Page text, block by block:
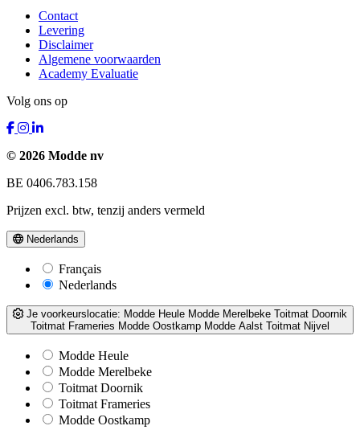
Contact
Levering
Disclaimer
Algemene voorwaarden
Academy Evaluatie
Volg ons op
© 2026 Modde nv
BE 0406.783.158
Prijzen excl. btw, tenzij anders vermeld
Nederlands
Français
Nederlands
Je voorkeurslocatie: Modde Heule Modde Merelbeke Toitmat Doornik
Toitmat Frameries Modde Oostkamp Modde Aalst Toitmat Nijvel
Modde Heule
Modde Merelbeke
Toitmat Doornik
Toitmat Frameries
Modde Oostkamp